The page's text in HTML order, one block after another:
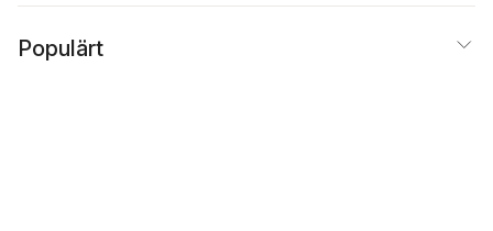
Populärt